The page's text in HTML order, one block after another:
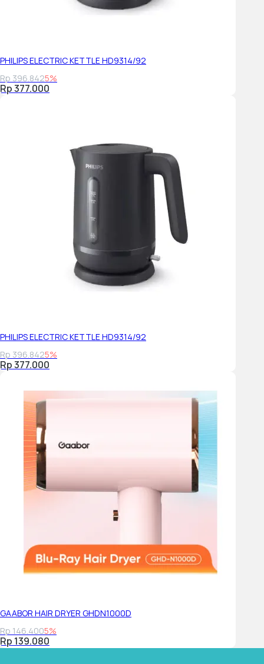
PHILIPS ELECTRIC KETTLE HD9314/92
Rp 396.8425%
Rp 377.000
PHILIPS ELECTRIC KETTLE HD9314/92
Rp 396.8425%
Rp 377.000
GAABOR HAIR DRYER GHDN1000D
Rp 146.4005%
Rp 139.080